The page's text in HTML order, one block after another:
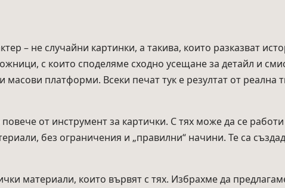
– не случайни картинки, а такива, които разказват
с които споделяме сходно усещане за детайл и
платформи. Всеки печат тук е резултат от реална
от инструмент за картички. С тях може да се
без ограничения и „правилни“ начини. Те са
материали, които вървят с тях. Избрахме да